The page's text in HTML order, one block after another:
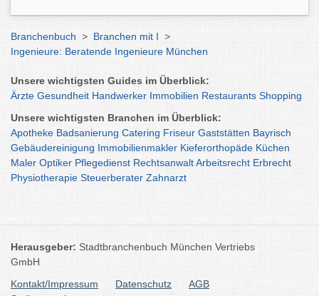
Branchenbuch > Branchen mit I >
Ingenieure: Beratende Ingenieure München
Unsere wichtigsten Guides im Überblick:
Ärzte Gesundheit Handwerker Immobilien Restaurants Shopping
Unsere wichtigsten Branchen im Überblick:
Apotheke Badsanierung Catering Friseur Gaststätten Bayrisch
Gebäudereinigung Immobilienmakler Kieferorthopäde Küchen
Maler Optiker Pflegedienst RechtsanwaltArbeitsrecht Erbrecht
Physiotherapie Steuerberater Zahnarzt
Herausgeber: Stadtbranchenbuch München Vertriebs
GmbH
Kontakt/Impressum
Datenschutz
AGB